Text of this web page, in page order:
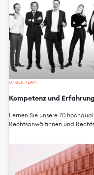
UNSER TEAM
Kompetenz und Erfahrung
Lernen Sie unsere 70
Rechtsanwältinnen und